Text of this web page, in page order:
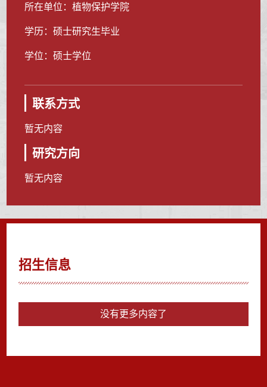
所在单位：植物保护学院
学历：硕士研究生毕业
学位：硕士学位
联系方式
暂无内容
研究方向
暂无内容
招生信息
没有更多内容了